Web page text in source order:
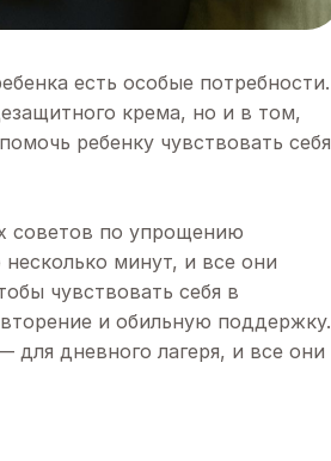
есть особые потребности.
крема, но и в том,
ребенку чувствовать себя
советов по упрощению
минут, и все они
чувствовать себя в
и обильную поддержку.
для дневного лагеря, и все они